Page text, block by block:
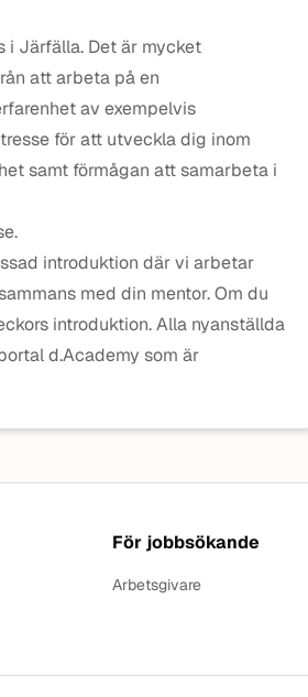
i Järfälla. Det är mycket
att arbeta på en
av exempelvis
för att utveckla dig inom
samt förmågan att samarbeta i
introduktion där vi arbetar
med din mentor. Om du
introduktion. Alla nyanställda
d.Academy som är
För jobbsökande
Arbetsgivare